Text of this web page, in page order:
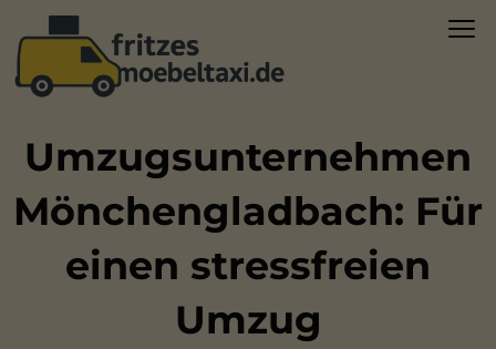
Umzugsunternehmen
Mönchengladbach: Für
einen stressfreien
Umzug